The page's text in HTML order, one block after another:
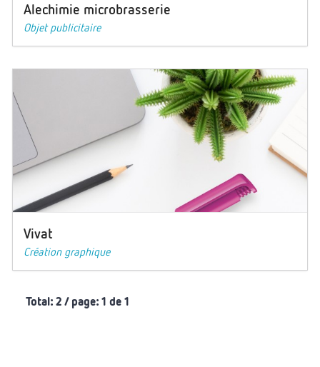
Alechimie microbrasserie
Objet publicitaire
Vivat
Création graphique
Total: 2 / page: 1 de 1